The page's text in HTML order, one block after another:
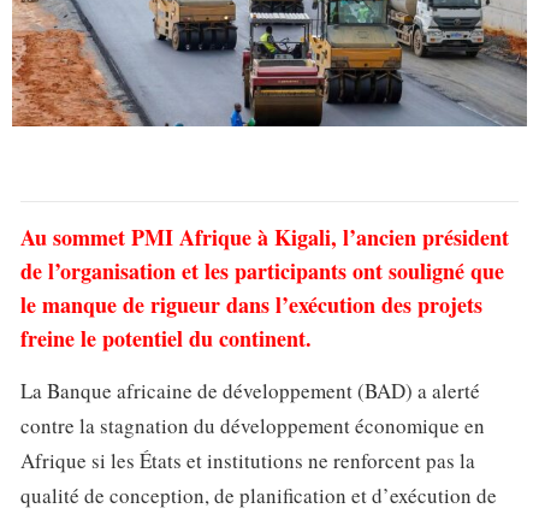
Au sommet PMI Afrique à Kigali, l’ancien président
de l’organisation et les participants ont souligné que
le manque de rigueur dans l’exécution des projets
freine le potentiel du continent.
La Banque africaine de développement (BAD) a alerté
contre la stagnation du développement économique en
Afrique si les États et institutions ne renforcent pas la
qualité de conception, de planification et d’exécution de